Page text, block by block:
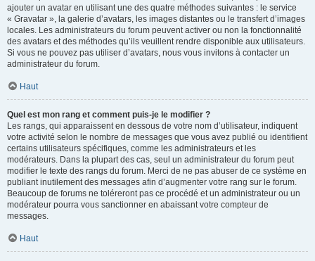
ajouter un avatar en utilisant une des quatre méthodes suivantes : le service
« Gravatar », la galerie d’avatars, les images distantes ou le transfert d’images
locales. Les administrateurs du forum peuvent activer ou non la fonctionnalité
des avatars et des méthodes qu’ils veuillent rendre disponible aux utilisateurs.
Si vous ne pouvez pas utiliser d’avatars, nous vous invitons à contacter un
administrateur du forum.
Haut
Quel est mon rang et comment puis-je le modifier ?
Les rangs, qui apparaissent en dessous de votre nom d’utilisateur, indiquent
votre activité selon le nombre de messages que vous avez publié ou identifient
certains utilisateurs spécifiques, comme les administrateurs et les
modérateurs. Dans la plupart des cas, seul un administrateur du forum peut
modifier le texte des rangs du forum. Merci de ne pas abuser de ce système en
publiant inutilement des messages afin d’augmenter votre rang sur le forum.
Beaucoup de forums ne toléreront pas ce procédé et un administrateur ou un
modérateur pourra vous sanctionner en abaissant votre compteur de
messages.
Haut